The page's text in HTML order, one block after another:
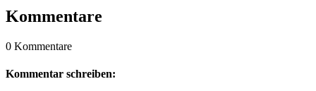
Kommentare
0 Kommentare
Kommentar schreiben: